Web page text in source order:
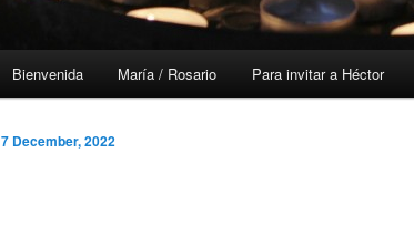
Bienvenida María / Rosario Para invitar a Héctor
7 December, 2022